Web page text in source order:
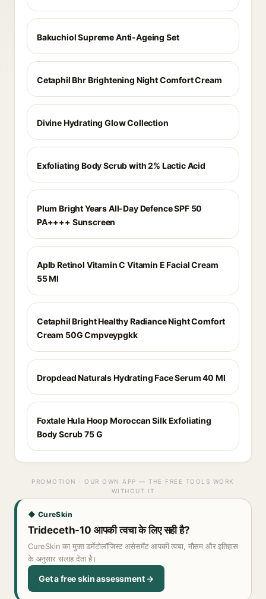
Bakuchiol Supreme Anti-Ageing Set
Cetaphil Bhr Brightening Night Comfort Cream
Divine Hydrating Glow Collection
Exfoliating Body Scrub with 2% Lactic Acid
Plum Bright Years All-Day Defence SPF 50
PA++++ Sunscreen
Aplb Retinol Vitamin C Vitamin E Facial Cream
55 Ml
Cetaphil Bright Healthy Radiance Night Comfort
Cream 50G Cmpveypgkk
Dropdead Naturals Hydrating Face Serum 40 Ml
Foxtale Hula Hoop Moroccan Silk Exfoliating
Body Scrub 75 G
PROMOTION · OUR OWN APP — THE FREE TOOLS WORK
WITHOUT IT
◆ CureSkin
Trideceth-10 आपकी त्वचा के लिए सही है?
CureSkin का मुफ़्त डर्मेटोलॉजिस्ट असेसमेंट आपकी त्वचा, मौसम और इतिहास
के अनुसार सलाह देता है।
Get a free skin assessment →